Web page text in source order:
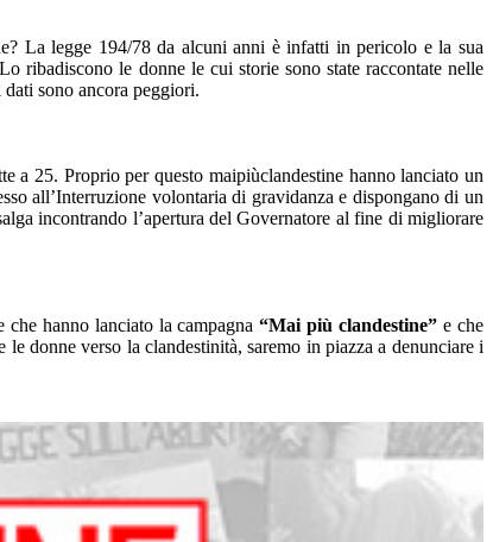
La legge 194/78 da alcuni anni è infatti in pericolo e la sua
ribadiscono le donne le cui storie sono state raccontate nelle
sono ancora peggiori.
a 25. Proprio per questo maipiùclandestine hanno lanciato un
all’Interruzione volontaria di gravidanza e dispongano di un
incontrando l’apertura del Governatore al fine di migliorare
che hanno lanciato la campagna“Mai più clandestine” e che
donne verso la clandestinità, saremo in piazza a denunciare i